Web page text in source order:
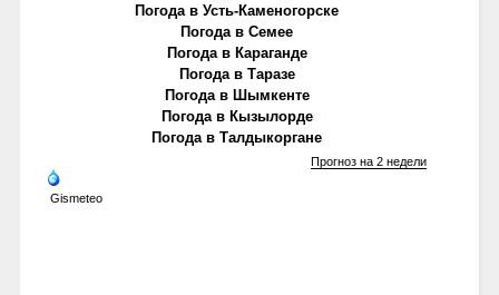
Погода в Усть-Каменогорске
Погода в Семее
Погода в Караганде
Погода в Таразе
Погода в Шымкенте
Погода в Кызылорде
Погода в Талдыкоргане
Gismeteo
Прогноз на 2 недели